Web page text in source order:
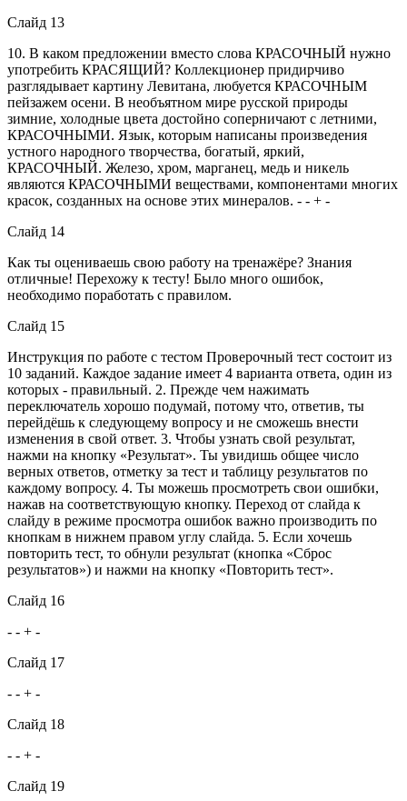
Слайд 13
10. В каком предложении вместо слова КРАСОЧНЫЙ нужно
употребить КРАСЯЩИЙ? Коллекционер придирчиво
разглядывает картину Левитана, любуется КРАСОЧНЫМ
пейзажем осени. В необъятном мире русской природы
зимние, холодные цвета достойно соперничают с летними,
КРАСОЧНЫМИ. Язык, которым написаны произведения
устного народного творчества, богатый, яркий,
КРАСОЧНЫЙ. Железо, хром, марганец, медь и никель
являются КРАСОЧНЫМИ веществами, компонентами многих
красок, созданных на основе этих минералов. - - + -
Слайд 14
Как ты оцениваешь свою работу на тренажёре? Знания
отличные! Перехожу к тесту! Было много ошибок,
необходимо поработать с правилом.
Слайд 15
Инструкция по работе с тестом Проверочный тест состоит из
10 заданий. Каждое задание имеет 4 варианта ответа, один из
которых - правильный. 2. Прежде чем нажимать
переключатель хорошо подумай, потому что, ответив, ты
перейдёшь к следующему вопросу и не сможешь внести
изменения в свой ответ. 3. Чтобы узнать свой результат,
нажми на кнопку «Результат». Ты увидишь общее число
верных ответов, отметку за тест и таблицу результатов по
каждому вопросу. 4. Ты можешь просмотреть свои ошибки,
нажав на соответствующую кнопку. Переход от слайда к
слайду в режиме просмотра ошибок важно производить по
кнопкам в нижнем правом углу слайда. 5. Если хочешь
повторить тест, то обнули результат (кнопка «Сброс
результатов») и нажми на кнопку «Повторить тест».
Слайд 16
- - + -
Слайд 17
- - + -
Слайд 18
- - + -
Слайд 19